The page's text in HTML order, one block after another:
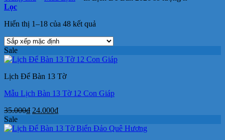
Lọc
Hiển thị 1–18 của 48 kết quả
Sale
Lịch Để Bàn 13 Tờ
Mẫu Lịch Bàn 13 Tờ 12 Con Giáp
35.000₫ Giá
là:
24.000₫Giá
tại
Sale